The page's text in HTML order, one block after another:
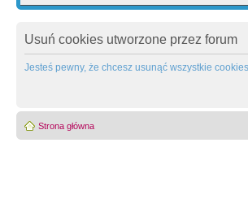
Usuń cookies utworzone przez forum
Jesteś pewny, że chcesz usunąć wszystkie
Strona główna